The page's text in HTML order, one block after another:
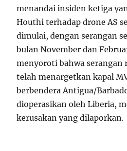
menandai insiden ketiga
Houthi terhadap drone AS
dimulai, dengan serangan
bulan November dan
menyoroti bahwa serangan
telah menargetkan kapal
berbendera Antigua/
dioperasikan oleh Liberia,
kerusakan yang dilaporkan.